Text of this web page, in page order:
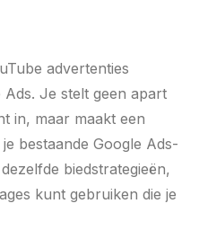
advertenties
Je stelt geen apart
in, maar maakt een
bestaande Google Ads-
biedstrategieën,
kunt gebruiken die je